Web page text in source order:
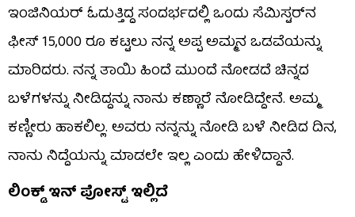
ಇಂಜಿನಿಯರ್ ಓದುತ್ತಿದ್ದ ಸಂದರ್ಭದಲ್ಲಿ ಒಂದು ಸೆಮಿಸ್ಟರ್‌ನ
ಫೀಸ್ 15,000 ರೂ ಕಟ್ಟಲು ನನ್ನ ಅಪ್ಪ ಅಮ್ಮನ ಒಡವೆಯನ್ನು
ಮಾರಿದರು. ನನ್ನ ತಾಯಿ ಹಿಂದೆ ಮುಂದೆ ನೋಡದೆ ಚಿನ್ನದ
ಬಳೆಗಳನ್ನು ನೀಡಿದ್ದನ್ನು ನಾನು ಕಣ್ಣಾರೆ ನೋಡಿದ್ದೇನೆ. ಅಮ್ಮ
ಕಣ್ಣೀರು ಹಾಕಲಿಲ್ಲ. ಅವರು ನನ್ನನ್ನು ನೋಡಿ ಬಳೆ ನೀಡಿದ ದಿನ,
ನಾನು ನಿದ್ದೆಯನ್ನು ಮಾಡಲೇ ಇಲ್ಲ ಎಂದು ಹೇಳಿದ್ದಾನೆ.
ಲಿಂಕ್ಡ್ ಇನ್ ಪೋಸ್ಟ್ ಇಲ್ಲಿದೆ